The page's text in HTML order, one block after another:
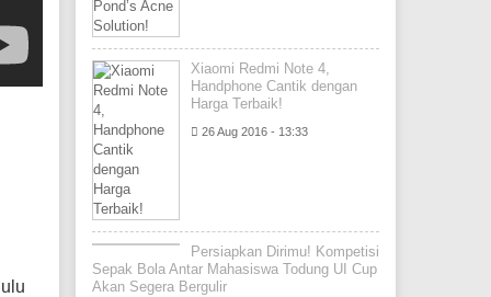
Xiaomi Redmi Note 4,
Handphone Cantik dengan
Harga Terbaik!
26 Aug 2016 - 13:33
Persiapkan Dirimu! Kompetisi
Sepak Bola Antar Mahasiswa Todung UI Cup
Akan Segera Bergulir